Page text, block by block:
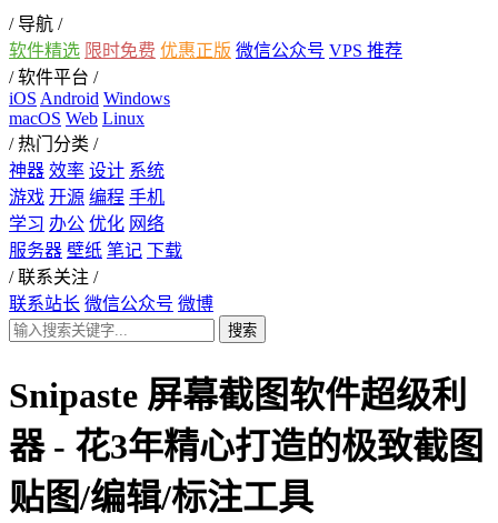
/ 导航 /
软件精选 限时免费 优惠正版 微信公众号 VPS 推荐
/ 软件平台 /
iOS Android Windows
macOS Web Linux
/ 热门分类 /
神器 效率 设计 系统
游戏 开源 编程 手机
学习 办公 优化 网络
服务器 壁纸 笔记 下载
/ 联系关注 /
联系站长 微信公众号 微博
Snipaste 屏幕截图软件超级利
器 - 花3年精心打造的极致截图
贴图/编辑/标注工具